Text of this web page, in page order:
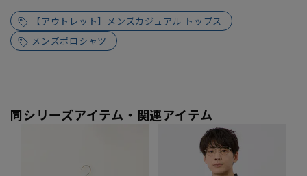
【アウトレット】メンズカジュアル トップス
メンズポロシャツ
同シリーズアイテム・関連アイテム